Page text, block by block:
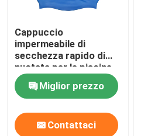
Cappuccio
impermeabile di
secchezza rapido di
nuotata per le piscine
delle stazioni balneari
Miglior prezzo
Contattaci